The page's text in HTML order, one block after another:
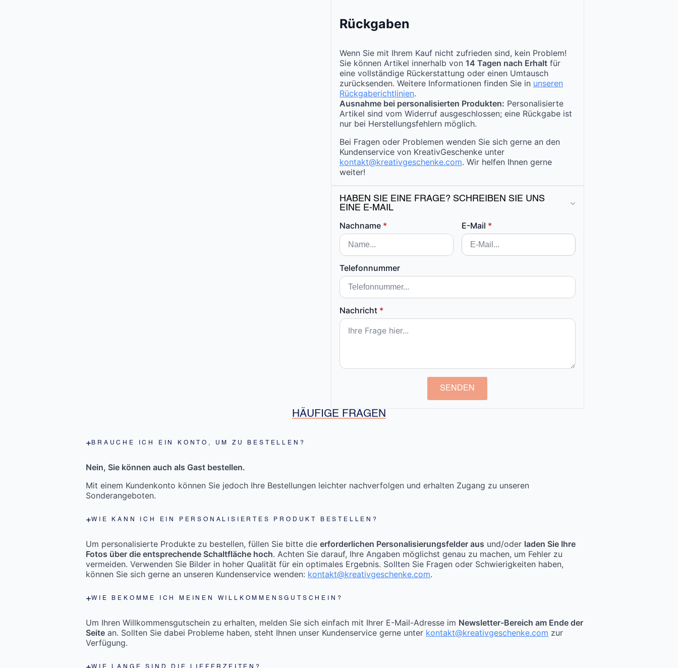
Rückgaben
Wenn Sie mit Ihrem Kauf nicht zufrieden sind, kein Problem!
Sie können Artikel innerhalb von 14 Tagen nach Erhalt für
eine vollständige Rückerstattung oder einen Umtausch
zurücksenden. Weitere Informationen finden Sie in unseren
Rückgaberichtlinien.
Ausnahme bei personalisierten Produkten: Personalisierte
Artikel sind vom Widerruf ausgeschlossen; eine Rückgabe ist
nur bei Herstellungsfehlern möglich.
Bei Fragen oder Problemen wenden Sie sich gerne an den
Kundenservice von KreativGeschenke unter
kontakt@kreativgeschenke.com. Wir helfen Ihnen gerne
weiter!
HABEN SIE EINE FRAGE? SCHREIBEN SIE UNS
EINE E-MAIL
Nachname * E-Mail *
Telefonnummer
Nachricht *
SENDEN
HÄUFIGE FRAGEN
BRAUCHE ICH EIN KONTO, UM ZU BESTELLEN?
Nein, Sie können auch als Gast bestellen.
Mit einem Kundenkonto können Sie jedoch Ihre Bestellungen leichter nachverfolgen und erhalten Zugang zu unseren
Sonderangeboten.
WIE KANN ICH EIN PERSONALISIERTES PRODUKT BESTELLEN?
Um personalisierte Produkte zu bestellen, füllen Sie bitte dieerforderlichen Personalisierungsfelder aus und/oder laden Sie Ihre
Fotos über die entsprechende Schaltfläche hoch. Achten Sie darauf, Ihre Angaben möglichst genau zu machen, um Fehler zu
vermeiden. Verwenden Sie Bilder in hoher Qualität für ein optimales Ergebnis. Sollten Sie Fragen oder Schwierigkeiten haben,
können Sie sich gerne an unseren Kundenservice wenden: kontakt@kreativgeschenke.com.
WIE BEKOMME ICH MEINEN WILLKOMMENSGUTSCHEIN?
Um Ihren Willkommensgutschein zu erhalten, melden Sie sich einfach mit Ihrer E-Mail-Adresse im Newsletter-Bereich am Ende der
Seite an. Sollten Sie dabei Probleme haben, steht Ihnen unser Kundenservice gerne unter kontakt@kreativgeschenke.com zur
Verfügung.